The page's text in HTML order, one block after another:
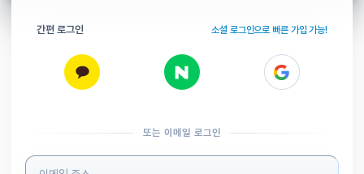
간편 로그인 소셜 로그인으로 빠른 가입 가능!
또는 이메일 로그인
로그인 정보 입력